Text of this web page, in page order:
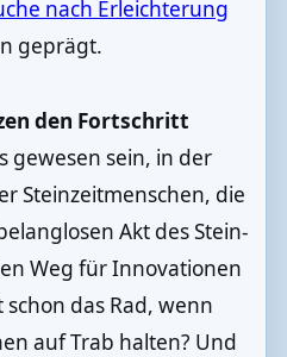
nach Erleichterung
geprägt.
den Fortschritt
gewesen sein, in der
Steinzeitmenschen, die
Akt des Stein-
Weg für Innovationen
das Rad, wenn
auf Trab halten? Und